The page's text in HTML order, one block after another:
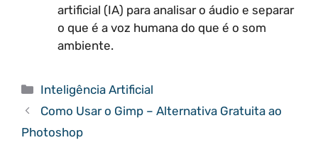
artificial (IA) para analisar o áudio e separar
o que é a voz humana do que é o som
ambiente.
Categorias
Inteligência Artificial
Como Usar o Gimp – Alternativa Gratuita ao
Photoshop